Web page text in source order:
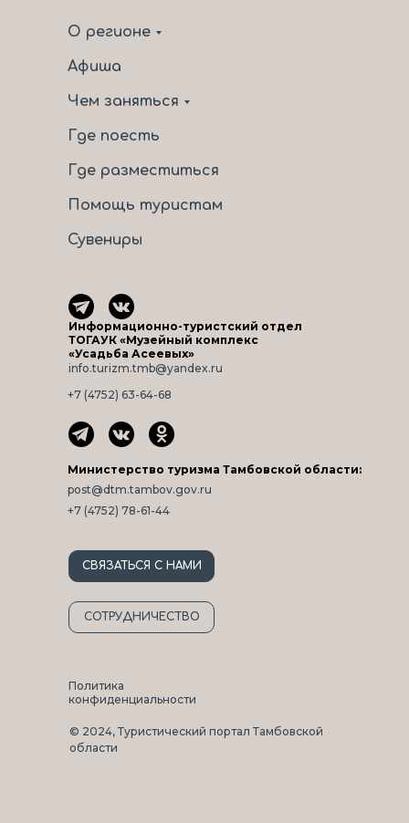
О регионе
Афиша
Чем заняться
Где поесть
Где разместиться
Помощь туристам
© 2024, Туристический портал Тамбовской
области
СВЯЗАТЬСЯ С НАМИ
info.turizm.tmb@yandex.ru
Политика
конфиденциальности
Сувениры
СОТРУДНИЧЕСТВО
Информационно-туристский отдел
ТОГАУК «Музейный комплекс
«Усадьба Асеевых»
+7 (4752) 63-64-68
post@dtm.tambov.gov.ru
Министерство туризма Тамбовской области:
+7 (4752) 78-61-44